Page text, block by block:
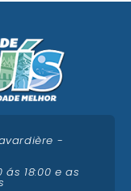
-
18:00 e as